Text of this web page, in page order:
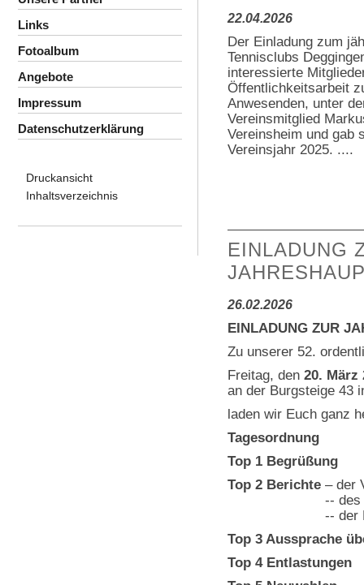
Links
Fotoalbum
Angebote
Impressum
Datenschutzerklärung
Druckansicht
Inhaltsverzeichnis
22.04.2026
Der Einladung zum
Tennisclubs
interessierte
Öffentlichkeitsarbeit
Anwesenden, unter
Vereinsmitglied
Vereinsheim und gab
Vereinsjahr 2025. ....
EINLADUNG
26.02.2026
EINLADUNG ZUR
Zu unserer 52.
Freitag, den20. März
an der Burgsteige 43
laden wir Euch ganz
Tagesordnung
Top 1 Begrüßung
Top 2 Berichte – der
-- des
-- der
Top 3 Aussprache
Top 4 Entlastungen